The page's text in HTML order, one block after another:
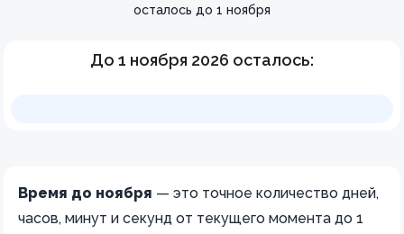
осталось до 1 ноября
До 1 ноября 2026 осталось:
Время до ноября — это точное количество дней,
часов, минут и секунд от текущего момента до 1